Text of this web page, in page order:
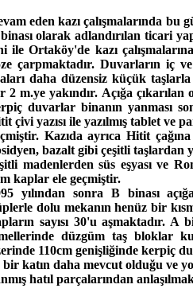
eden kazı çalışmalarında bu
olarak adlandırılan ticari
ile Ortaköy'de kazı
çarpmaktadır. Duvarların iç
daha düzensiz küçük
2 m.ye yakındır. Açığa
duvarlar binanın yanması
çivi yazısı ile yazılmış tablet ve
Kazıda ayrıca Hitit
bazalt gibi çeşitli taşlardan
madenlerden süs eşyası ve
kaplar ele geçmiştir.
yılından sonra B binası
dolu mekanın henüz bir
sayısı 30'u aşmaktadır. A
düzgüm taş bloklar
110cm genişliğinde kerpiç
bir katın daha mevcut olduğu ve
hatıl parçalarından